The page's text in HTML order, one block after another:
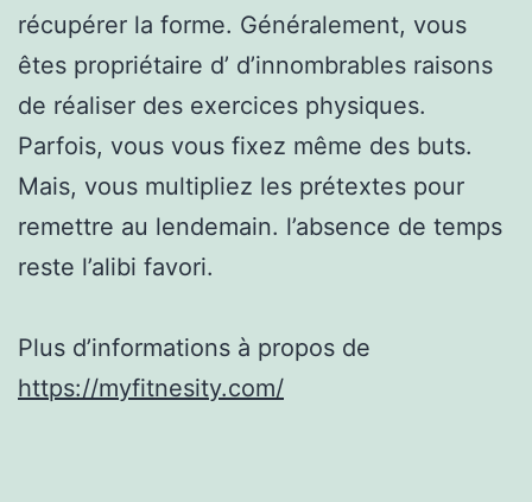
récupérer la forme. Généralement, vous
êtes propriétaire d’ d’innombrables raisons
de réaliser des exercices physiques.
Parfois, vous vous fixez même des buts.
Mais, vous multipliez les prétextes pour
remettre au lendemain. l’absence de temps
reste l’alibi favori.
Plus d’informations à propos de
https://myfitnesity.com/